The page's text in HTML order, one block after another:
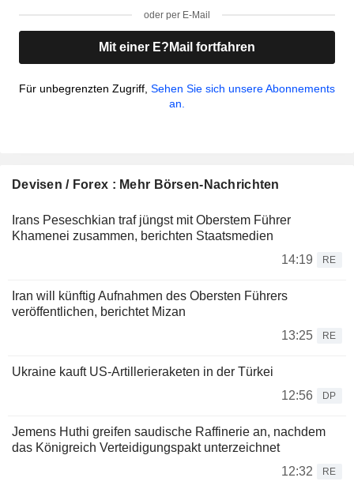
oder per E-Mail
Mit einer E?Mail fortfahren
Für unbegrenzten Zugriff, Sehen Sie sich unsere Abonnements
an.
Devisen / Forex : Mehr Börsen-Nachrichten
Irans Peseschkian traf jüngst mit Oberstem Führer
Khamenei zusammen, berichten Staatsmedien
14:19
RE
Iran will künftig Aufnahmen des Obersten Führers
veröffentlichen, berichtet Mizan
13:25
RE
Ukraine kauft US-Artillerieraketen in der Türkei
12:56
DP
Jemens Huthi greifen saudische Raffinerie an, nachdem
das Königreich Verteidigungspakt unterzeichnet
12:32
RE